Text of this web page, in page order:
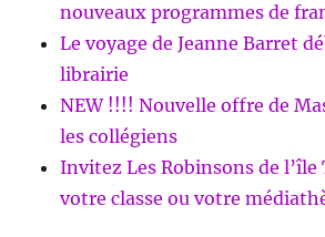
nouveaux programmes de
Le voyage de Jeanne Barret
librairie
NEW !!!! Nouvelle offre de
les collégiens
Invitez Les Robinsons de
votre classe ou votre